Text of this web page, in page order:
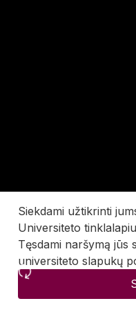
Siekdami užtikrinti
Universiteto
Tęsdami naršymą jūs
universiteto slapukų